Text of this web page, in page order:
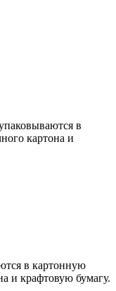
в
картона и
в картонную
и крафтовую бумагу.